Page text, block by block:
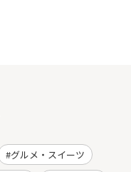
グルメ・スイーツ